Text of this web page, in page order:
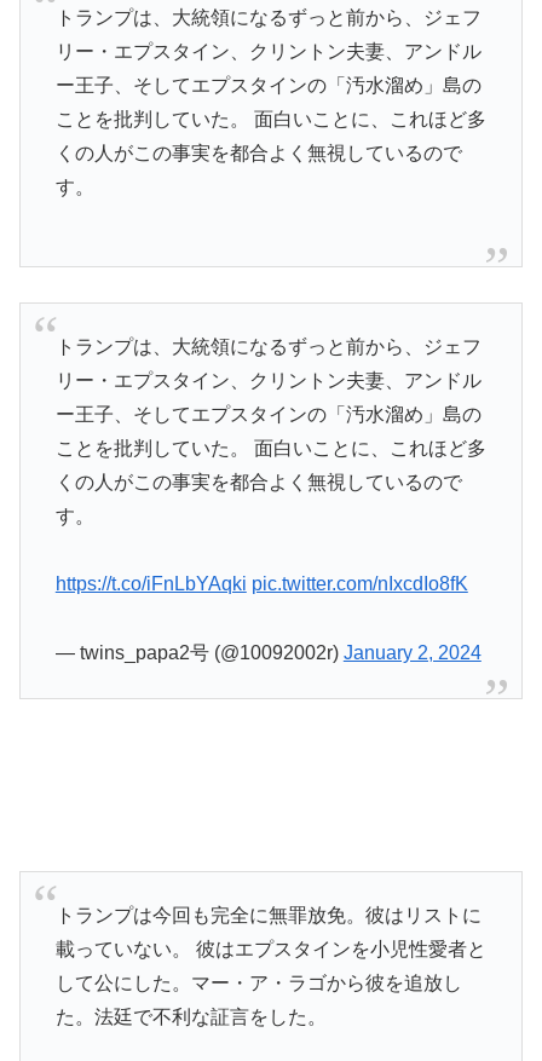
トランプは、大統領になるずっと前から、ジェフ
リー・エプスタイン、クリントン夫妻、アンドル
ー王子、そしてエプスタインの「汚水溜め」島の
ことを批判していた。 面白いことに、これほど多
くの人がこの事実を都合よく無視しているので
す。
トランプは、大統領になるずっと前から、ジェフ
リー・エプスタイン、クリントン夫妻、アンドル
ー王子、そしてエプスタインの「汚水溜め」島の
ことを批判していた。 面白いことに、これほど多
くの人がこの事実を都合よく無視しているので
す。
https://t.co/iFnLbYAqki pic.twitter.com/nIxcdIo8fK
— twins_papa2号 (@10092002r) January 2, 2024
トランプは今回も完全に無罪放免。彼はリストに
載っていない。 彼はエプスタインを小児性愛者と
して公にした。マー・ア・ラゴから彼を追放し
た。法廷で不利な証言をした。